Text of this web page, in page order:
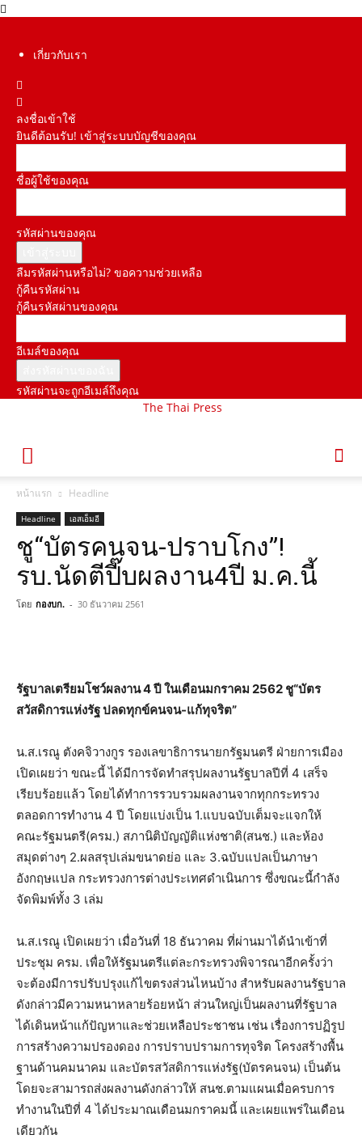
เกี่ยวกับเรา
ลงชื่อเข้าใช้
ยินดีต้อนรับ! เข้าสู่ระบบบัญชีของคุณ
ชื่อผู้ใช้ของคุณ
รหัสผ่านของคุณ
ลืมรหัสผ่านหรือไม่? ขอความช่วยเหลือ
กู้คืนรหัสผ่าน
กู้คืนรหัสผ่านของคุณ
อีเมล์ของคุณ
รหัสผ่านจะถูกอีเมล์ถึงคุณ
The Thai Press
หน้าแรก Headline
Headline เอสเอ็มอี
ชู“บัตรคนจน-ปราบโกง”!
รบ.นัดตีปี๊บผลงาน4ปี ม.ค.นี้
โดย กองบก. - 30 ธันวาคม 2561
รัฐบาลเตรียมโชว์ผลงาน 4 ปี ในเดือนมกราคม 2562 ชู“บัตร
สวัสดิการแห่งรัฐ ปลดทุกข์คนจน-แก้ทุจริต”
น.ส.เรณู ตังคจิวางกูร รองเลขาธิการนายกรัฐมนตรี ฝ่ายการเมือง
เปิดเผยว่า ขณะนี้ ได้มีการจัดทำสรุปผลงานรัฐบาลปีที่ 4 เสร็จ
เรียบร้อยแล้ว โดยได้ทำการรวบรวมผลงานจากทุกกระทรวง
ตลอดการทำงาน 4 ปี โดยแบ่งเป็น 1.แบบฉบับเต็มจะแจกให้
คณะรัฐมนตรี(ครม.) สภานิติบัญญัติแห่งชาติ(สนช.) และห้อง
สมุดต่างๆ 2.ผลสรุปเล่มขนาดย่อ และ 3.ฉบับแปลเป็นภาษา
อังกฤษแปล กระทรวงการต่างประเทศดำเนินการ ซึ่งขณะนี้กำลัง
จัดพิมพ์ทั้ง 3 เล่ม
น.ส.เรณู เปิดเผยว่า เมื่อวันที่ 18 ธันวาคม ที่ผ่านมาได้นำเข้าที่
ประชุม ครม. เพื่อให้รัฐมนตรีแต่ละกระทรวงพิจารณาอีกครั้งว่า
จะต้องมีการปรับปรุงแก้ไขตรงส่วนไหนบ้าง สำหรับผลงานรัฐบาล
ดังกล่าวมีความหนาหลายร้อยหน้า ส่วนใหญ่เป็นผลงานที่รัฐบาล
ได้เดินหน้าแก้ปัญหาและช่วยเหลือประชาชน เช่น เรื่องการปฏิรูป
การสร้างความปรองดอง การปราบปรามการทุจริต โครงสร้างพื้น
ฐานด้านคมนาคม และบัตรสวัสดิการแห่งรัฐ(บัตรคนจน) เป็นต้น
โดยจะสามารถส่งผลงานดังกล่าวให้ สนช.ตามแผนเมื่อครบการ
ทำงานในปีที่ 4 ได้ประมาณเดือนมกราคมนี้ และเผยแพร่ในเดือน
เดียวกัน